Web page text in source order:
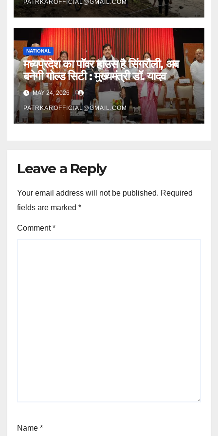
PATRKAROFFICIAL@GMAIL.COM
NATIONAL
मध्यप्रदेश का पॉवर हाउस है सिंगरौली, अब
बनेगी गोल्ड सिटी : मुख्यमंत्री डॉ. यादव
MAY 24, 2026
PATRKAROFFICIAL@GMAIL.COM
Leave a Reply
Your email address will not be published. Required
fields are marked *
Comment*
Name *